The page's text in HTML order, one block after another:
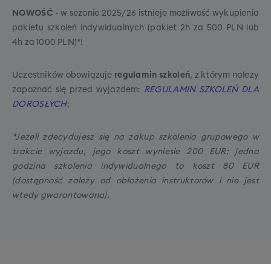
transportu dojazdowego, nasz główny autokar
bezwzględnie poczeka na Ciebie w punkcie
przesiadkowym, co nie jest gwarantowane przy
W trosce o bezpieczeństwo i komfort Waszej
podróży obowiązujące limity bagażu będą
nie przyjęcia na pokład nadbagażu tj.: torby,
która przekracza dopuszczalny wymiar wagowy
lub wymiarowy albo jest walizką utwardzoną ze
sprzętu sportowego.
+250 PLN
jeśli nie będziemy w stanie spełnić tego
NOWOŚĆ - w sezonie 2025/26 istnieje możliwość wykupienia
pakietu szkoleń indywidualnych (pakiet 2h za 500 PLN lub
4h za 1000 PLN)*!
Uczestników obowiązuje regulamin szkoleń, z którym należy
zapoznać się przed wyjazdem: REGULAMIN SZKOLEŃ DLA
DOROSŁYCH;
*Jeżeli zdecydujesz się na zakup szkolenia grupowego w
trakcie wyjazdu, jego koszt wyniesie 200 EUR; jedna
godzina szkolenia indywidualnego to koszt 80 EUR
(dostępność zależy od obłożenia instruktorów i nie jest
wtedy gwarantowana).